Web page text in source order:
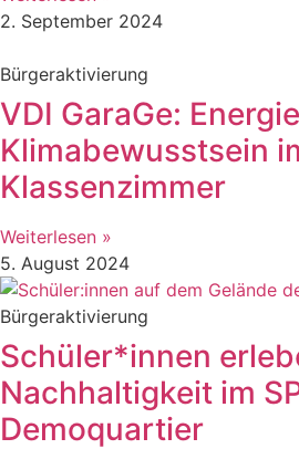
2. September 2024
Bürgeraktivierung
VDI GaraGe:
Klimabewusstsein
Klassenzimmer
Weiterlesen »
5. August 2024
Bürgeraktivierung
Schüler*innen
Nachhaltigkeit im
Demoquartier